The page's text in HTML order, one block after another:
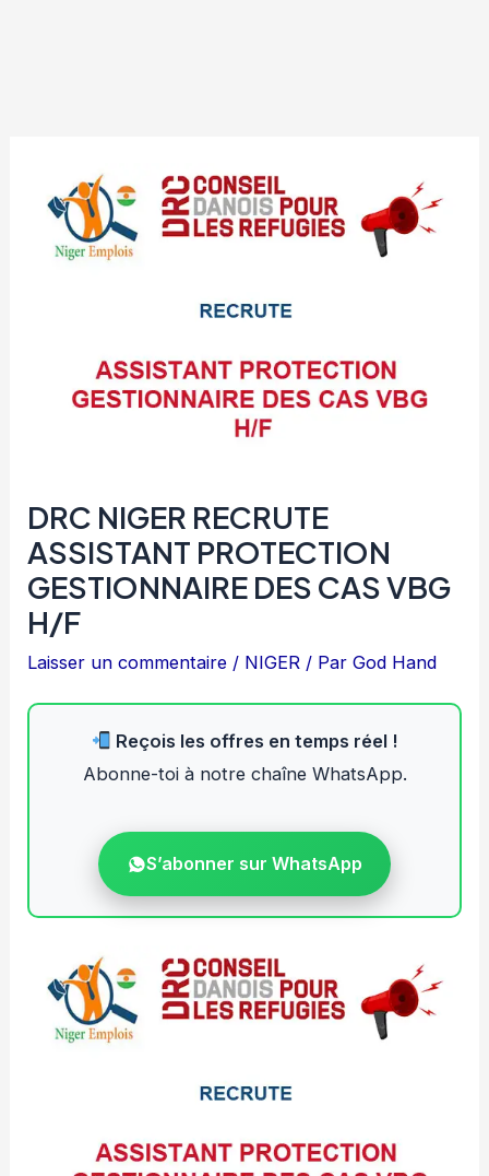
DRC NIGER RECRUTE
ASSISTANT PROTECTION
GESTIONNAIRE DES CAS VBG
H/F
Laisser un commentaire / NIGER / ParGod Hand
Reçois les offres en temps réel !
Abonne-toi à notre chaîne WhatsApp.
S’abonner sur WhatsApp